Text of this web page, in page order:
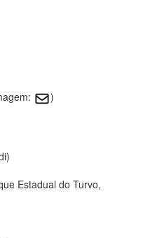
)
Estadual do Turvo,